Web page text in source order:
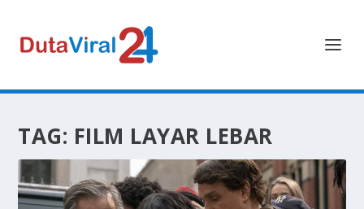
TAG: FILM LAYAR LEBAR